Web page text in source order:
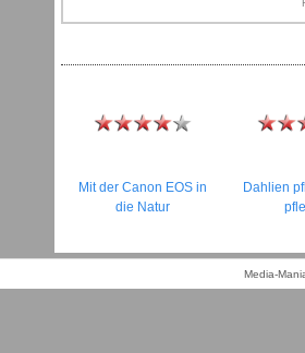
Mit der Canon EOS in
die Natur
Dahlien
Media-